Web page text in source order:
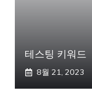
테스팅 키워드
8월 21, 2023